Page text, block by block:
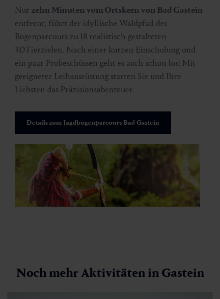
Nur zehn Minuten vom Ortskern von Bad Gastein
entfernt, führt der idyllische Waldpfad des
Bogenparcours zu 18 realistisch gestalteten
3DTierzielen. Nach einer kurzen Einschulung und
ein paar Probeschüssen geht es auch schon los: Mit
geeigneter Leihausrüstung starten Sie und Ihre
Liebsten das Präzisionsabenteuer.
Details zum Jagdbogenparcours Bad Gastein
Noch mehr Aktivitäten in Gastein